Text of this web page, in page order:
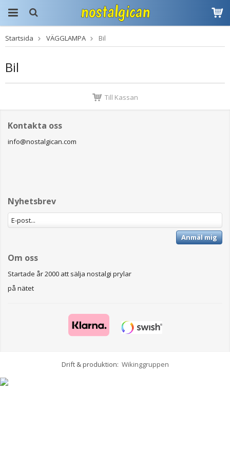
Produkten har blivit
tillagd i varukorgen
Startsida VÄGGLAMPA Bil
Bil
Till Kassan
Kontakta oss
info@nostalgican.com
Nyhetsbrev
Anmäl mig
Om oss
Startade år 2000 att sälja nostalgi prylar
på nätet
Drift & produktion: Wikinggruppen